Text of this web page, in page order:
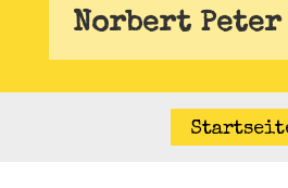
Norbert Peter